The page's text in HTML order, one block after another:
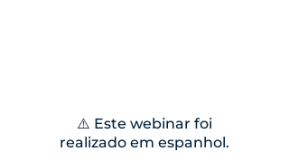
⚠️ Este webinar foi
realizado em espanhol.